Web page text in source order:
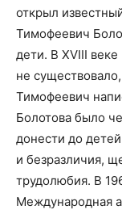
открыл
Тимофеевич
дети. В XVIII
не
Тимофеевич
Болотова было
донести до
и безразличия,
трудолюбия. В
Международная